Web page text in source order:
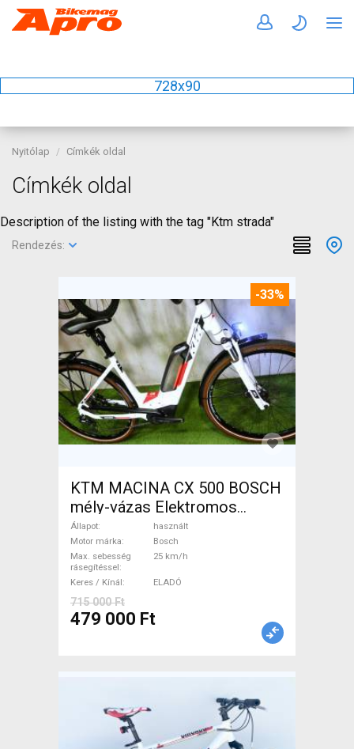
728x90
Nyitólap Címkék oldal
Címkék oldal
Description of the listing with the tag "Ktm strada"
Rendezés:
-33%
KTM MACINA CX 500 BOSCH
mély-vázas Elektromos
Trekking/cross 25 km/h
Bosch használt ELADÓ
Állapot
használt
Motor márka
Bosch
Max. sebesség
rásegítéssel
25 km/h
Keres / Kínál ELADÓ
715 000 Ft
479 000 Ft